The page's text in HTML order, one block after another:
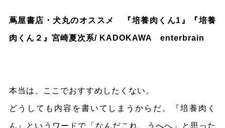
蔦屋書店・犬丸のオススメ 『培養肉くん1』『培養
肉くん２』宮崎夏次系/ KADOKAWA enterbrain
本当は、ここでおすすめしたくない。
どうしても内容を書いてしまうからだ。『培養肉く
ん』というワードで「なんだこれ、うへへ」と思った